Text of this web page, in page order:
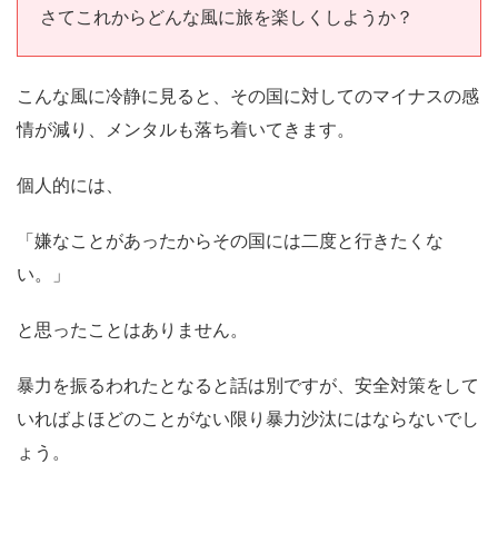
さてこれからどんな風に旅を楽しくしようか？
こんな風に冷静に見ると、その国に対してのマイナスの感
情が減り、メンタルも落ち着いてきます。
個人的には、
「嫌なことがあったからその国には二度と行きたくな
い。」
と思ったことはありません。
暴力を振るわれたとなると話は別ですが、安全対策をして
いればよほどのことがない限り暴力沙汰にはならないでし
ょう。